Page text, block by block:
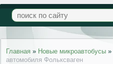
Главная » Новые микроавтобусы »
автомобиля Фольксваген